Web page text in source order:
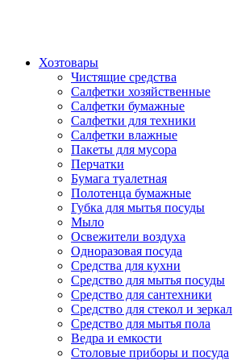
Хозтовары
Чистящие средства
Салфетки хозяйственные
Салфетки бумажные
Салфетки для техники
Салфетки влажные
Пакеты для мусора
Перчатки
Бумага туалетная
Полотенца бумажные
Губка для мытья посуды
Мыло
Освежители воздуха
Одноразовая посуда
Средства для кухни
Средство для мытья посуды
Средство для сантехники
Средство для стекол и зеркал
Средство для мытья пола
Ведра и емкости
Столовые приборы и посуда